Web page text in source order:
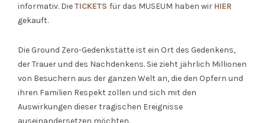
informativ. DieTICKETS für das MUSEUM haben wir HIER
gekauft.
Die Ground Zero-Gedenkstätte ist ein Ort des Gedenkens,
der Trauer und des Nachdenkens. Sie zieht jährlich Millionen
von Besuchern aus der ganzen Welt an, die den Opfern und
ihren Familien Respekt zollen und sich mit den
Auswirkungen dieser tragischen Ereignisse
auseinandersetzen möchten.